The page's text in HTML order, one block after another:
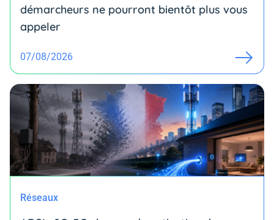
démarcheurs ne pourront bientôt plus vous
appeler
07/08/2026
Réseaux